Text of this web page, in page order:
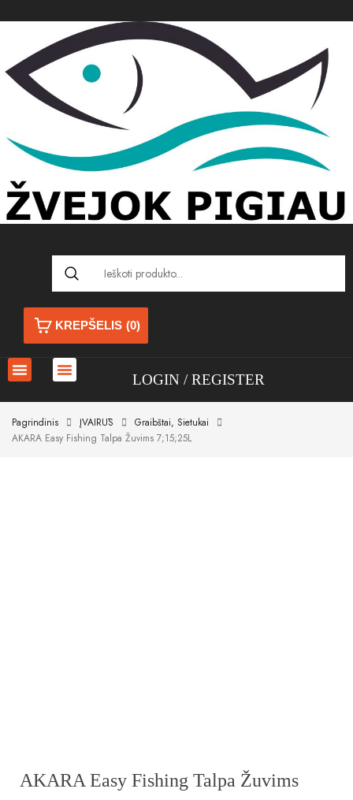
KREPŠELIS (0)
LOGIN REGISTER
Pagrindinis ĮVAIRŪS
Graibštai, Sietukai
AKARA Easy Fishing Talpa Žuvims 7;15;25L
AKARA Easy Fishing Talpa Žuvims